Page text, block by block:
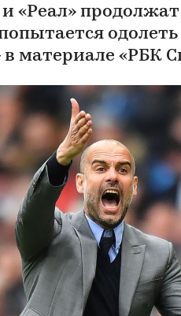
«Реал»
материале «РБК